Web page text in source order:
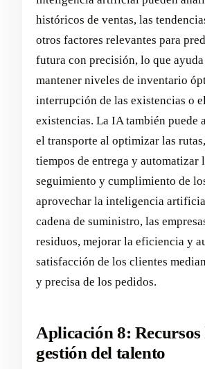
históricos de ventas, las
otros factores relevantes para
futura con precisión, lo que ayuda
mantener niveles de inventario
interrupción de las existencias o
existencias. La IA también
el transporte al optimizar las
tiempos de entrega y automatizar
seguimiento y cumplimiento de
aprovechar la inteligencia
cadena de suministro, las
residuos, mejorar la eficiencia y
satisfacción de los clientes
y precisa de los pedidos.
Aplicación 8:
gestión del talento